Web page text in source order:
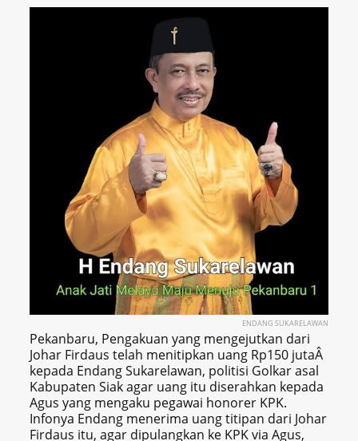
ENDANG SUKARELAWAN
Pekanbaru, Pengakuan yang mengejutkan dari
Johar Firdaus telah menitipkan uang Rp150 jutaÂ
kepada Endang Sukarelawan, politisi Golkar asal
Kabupaten Siak agar uang itu diserahkan kepada
Agus yang mengaku pegawai honorer KPK.
Infonya Endang menerima uang titipan dari Johar
Firdaus itu, agar dipulangkan ke KPK via Agus,